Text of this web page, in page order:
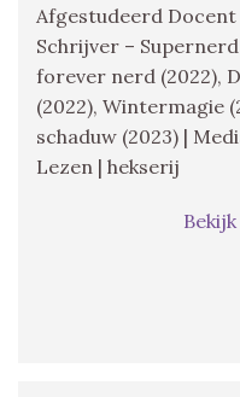
Afgestudeerd Docent
Schrijver –
forever nerd (2022),
(2022), Wintermagie
schaduw (2023) |
Lezen | hekserij